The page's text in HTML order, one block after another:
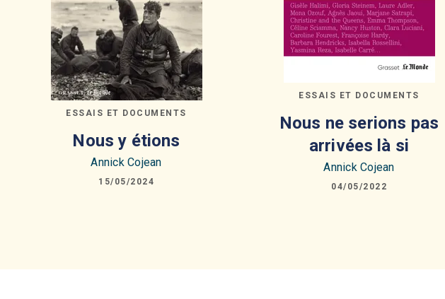
ESSAIS ET DOCUMENTS
Nous y étions
Annick Cojean
15/05/2024
ESSAIS ET DOCUMENTS
Nous ne serions pas
arrivées là si
Annick Cojean
04/05/2022